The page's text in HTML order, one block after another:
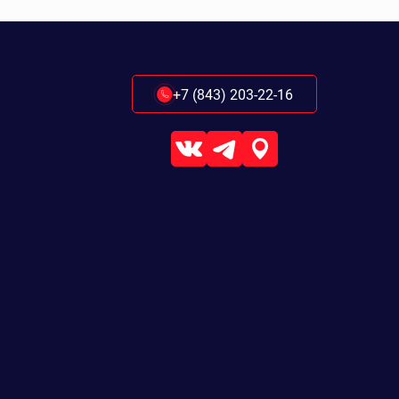
+7 (843) 203-22-16